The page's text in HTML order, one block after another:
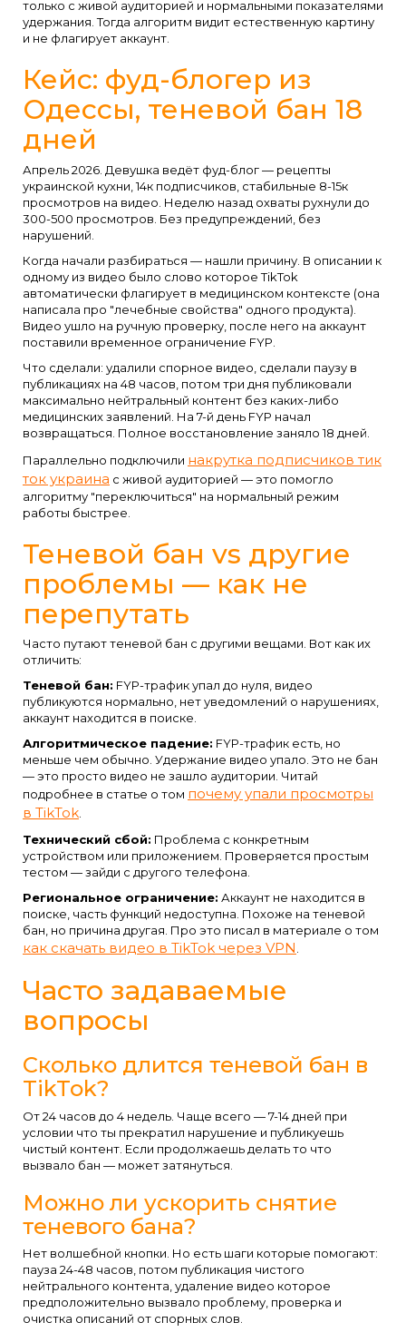
только с живой аудиторией и нормальными показателями
удержания. Тогда алгоритм видит естественную картину
и не флагирует аккаунт.
Кейс: фуд-блогер из
Одессы, теневой бан 18
дней
Апрель 2026. Девушка ведёт фуд-блог — рецепты
украинской кухни, 14к подписчиков, стабильные 8-15к
просмотров на видео. Неделю назад охваты рухнули до
300-500 просмотров. Без предупреждений, без
нарушений.
Когда начали разбираться — нашли причину. В описании к
одному из видео было слово которое TikTok
автоматически флагирует в медицинском контексте (она
написала про "лечебные свойства" одного продукта).
Видео ушло на ручную проверку, после него на аккаунт
поставили временное ограничение FYP.
Что сделали: удалили спорное видео, сделали паузу в
публикациях на 48 часов, потом три дня публиковали
максимально нейтральный контент без каких-либо
медицинских заявлений. На 7-й день FYP начал
возвращаться. Полное восстановление заняло 18 дней.
Параллельно подключили накрутка подписчиков тик
ток украина с живой аудиторией — это помогло
алгоритму "переключиться" на нормальный режим
работы быстрее.
Теневой бан vs другие
проблемы — как не
перепутать
Часто путают теневой бан с другими вещами. Вот как их
отличить:
Теневой бан: FYP-трафик упал до нуля, видео
публикуются нормально, нет уведомлений о нарушениях,
аккаунт находится в поиске.
Алгоритмическое падение: FYP-трафик есть, но
меньше чем обычно. Удержание видео упало. Это не бан
— это просто видео не зашло аудитории. Читай
подробнее в статье о том почему упали просмотры
в TikTok
Технический сбой: Проблема с конкретным
устройством или приложением. Проверяется простым
тестом — зайди с другого телефона.
Региональное ограничение: Аккаунт не находится в
поиске, часть функций недоступна. Похоже на теневой
бан, но причина другая. Про это писал в материале о том
как скачать видео в TikTok через VPN
Часто задаваемые
вопросы
Сколько длится теневой бан в
TikTok?
От 24 часов до 4 недель. Чаще всего — 7-14 дней при
условии что ты прекратил нарушение и публикуешь
чистый контент. Если продолжаешь делать то что
вызвало бан — может затянуться.
Можно ли ускорить снятие
теневого бана?
Нет волшебной кнопки. Но есть шаги которые помогают:
пауза 24-48 часов, потом публикация чистого
нейтрального контента, удаление видео которое
предположительно вызвало проблему, проверка и
очистка описаний от спорных слов.